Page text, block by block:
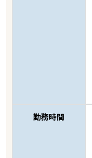
勤務時間